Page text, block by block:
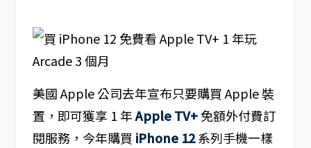
美國 Apple 公司去年宣布只要購買 Apple 裝
置，即可獲享 1 年Apple TV+免額外付費訂
閱服務，今年購買 iPhone 12系列手機一樣